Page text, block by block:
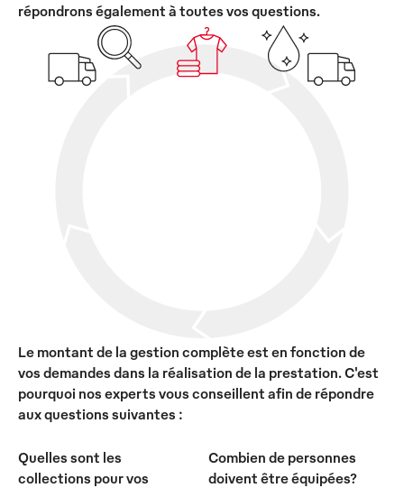
répondrons également à toutes vos questions.
Le montant de la gestion complète est en fonction de
vos demandes dans la réalisation de la prestation. C'est
pourquoi nos experts vous conseillent afin de répondre
aux questions suivantes :
Quelles sont les
collections pour vos
Combien de personnes
doivent être équipées?